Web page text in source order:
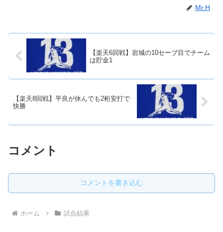
Mr.H
【楽天6回戦】岩城の10セーブ目でチーム
は貯金1
【楽天8回戦】平良が休んでも2桁安打で
快勝
コメント
コメントを書き込む
ホーム 試合結果